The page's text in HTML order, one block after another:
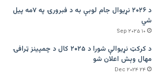
د ۲۰۲۶ نړیوال جام لوبې به د فبرورۍ په ۷مه پیل
شي
۱۰ Sep ۲۰۲۵
د کرکټ نړیوالې شورا د ۲۰۲۵ کال د چمپینز ټرافۍ
مهال وېش اعلان شو
۲۴ Dec ۲۰۲۴